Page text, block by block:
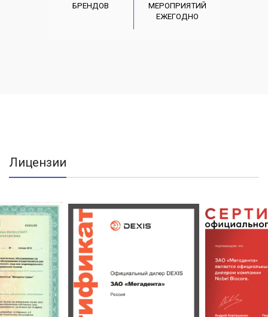
БРЕНДОВ
МЕРОПРИЯТИЙ
ЕЖЕГОДНО
Лицензии